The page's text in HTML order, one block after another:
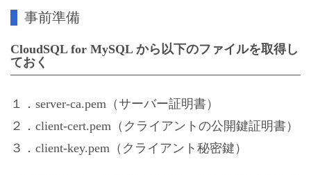
事前準備
CloudSQL for MySQL から以下のファイルを取得し
ておく
１．server-ca.pem（サーバー証明書）
２．client-cert.pem（クライアントの公開鍵証明書）
３．client-key.pem（クライアント秘密鍵）